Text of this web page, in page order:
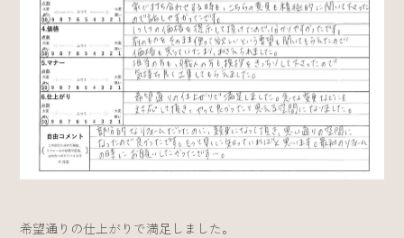
希望通りの仕上がりで満足しました。